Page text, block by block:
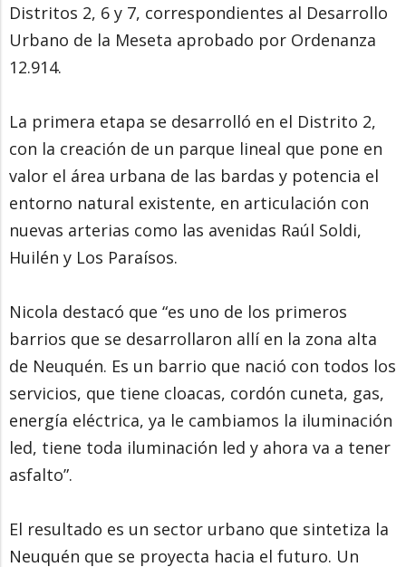
Distritos 2, 6 y 7, correspondientes al Desarrollo
Urbano de la Meseta aprobado por Ordenanza
12.914.
La primera etapa se desarrolló en el Distrito 2,
con la creación de un parque lineal que pone en
valor el área urbana de las bardas y potencia el
entorno natural existente, en articulación con
nuevas arterias como las avenidas Raúl Soldi,
Huilén y Los Paraísos.
Nicola destacó que “es uno de los primeros
barrios que se desarrollaron allí en la zona alta
de Neuquén. Es un barrio que nació con todos los
servicios, que tiene cloacas, cordón cuneta, gas,
energía eléctrica, ya le cambiamos la iluminación
led, tiene toda iluminación led y ahora va a tener
asfalto”.
El resultado es un sector urbano que sintetiza la
Neuquén que se proyecta hacia el futuro. Un